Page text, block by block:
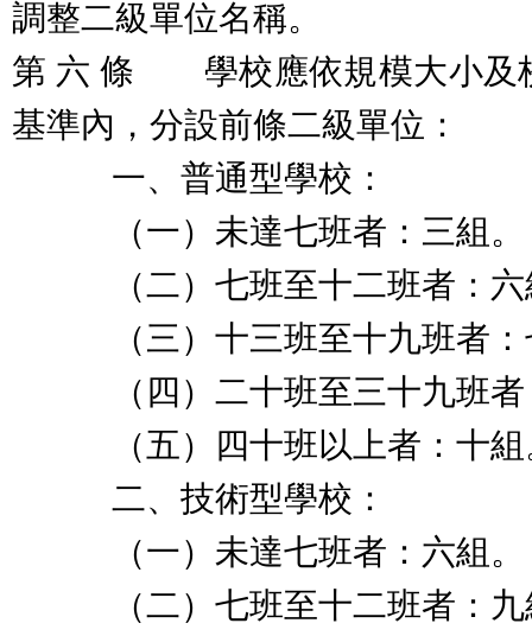
調整二級單位名稱。
第 六 條 學校應依規模大小及
基準內，分設前條二級單位：
一、普通型學校：
（一）未達七班者：三組。
（二）七班至十二班者：六
（三）十三班至十九班者：
（四）二十班至三十九班者
（五）四十班以上者：十組
二、技術型學校：
（一）未達七班者：六組。
（二）七班至十二班者：九